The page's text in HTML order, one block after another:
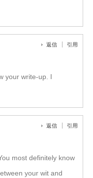
返信 引用
your write-up. I
返信 引用
most definitely know
your wit and